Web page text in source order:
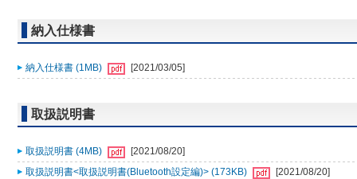
納入仕様書
納入仕様書 (1MB) [2021/03/05]
取扱説明書
取扱説明書 (4MB)
[2021/08/20]
取扱説明書<取扱説明書(Bluetooth設定編)> (173KB)
[2021/08/20]